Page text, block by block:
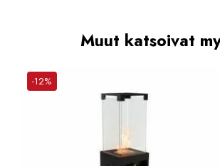
Muut katsoivat
-12%